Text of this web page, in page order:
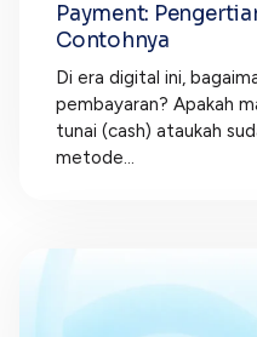
Payment:
Contohnya
Di era digital ini,
pembayaran? Apakah
tunai (cash) ataukah
metode...